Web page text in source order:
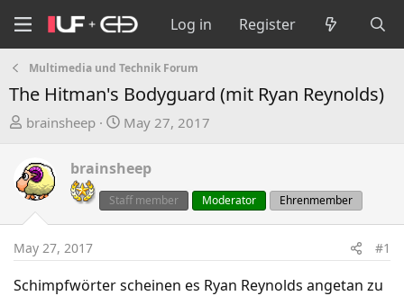
Log in Register
Multimedia und Technik Forum
The Hitman's Bodyguard (mit Ryan Reynolds)
T
r
e
a
d
t
a
brainsheep
S
t
d
t
e
May 27, 2017
brainsheep
Staff member Moderator Ehrenmember
May 27, 2017 #1
Schimpfwörter scheinen es Ryan Reynolds angetan zu